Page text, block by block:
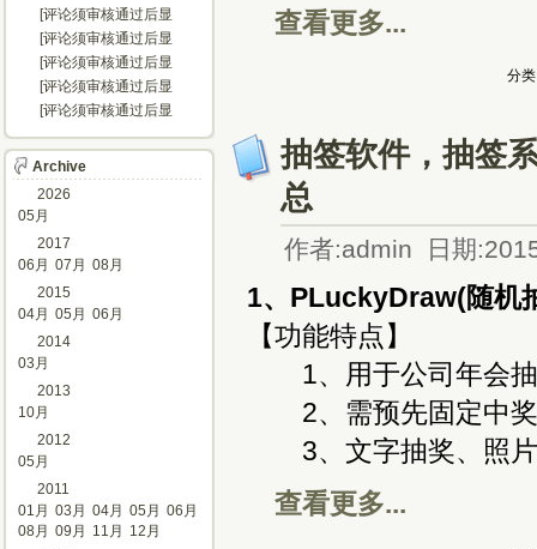
查看更多...
分
抽签软件，抽签
总
作者:admin 日期
1、PLuckyDraw(随机
【功能特点】
1、用于公司年会抽
2、需预先固定中奖
3、文字抽奖、照片
查看更多...
示...]
[评论须审核通过后显
示...]
[评论须审核通过后显
示...]
[评论须审核通过后显
示...]
[评论须审核通过后显
示...]
[评论须审核通过后显
Archive
2026
05月
2017
06月 07月 08月
2015
04月 05月 06月
2014
03月
2013
10月
2012
05月
2011
01月 03月 04月 05月 06月
08月 09月 11月
12月